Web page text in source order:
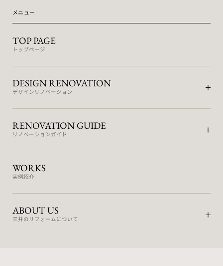
メニュー
TOP PAGE
トップページ
DESIGN RENOVATION
デザインリノベーション
RENOVATION GUIDE
リノベーションガイド
WORKS
実例紹介
ABOUT US
三井のリフォームについて